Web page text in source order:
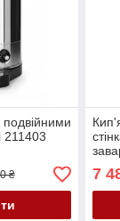
подвійними
211403
₴ 7